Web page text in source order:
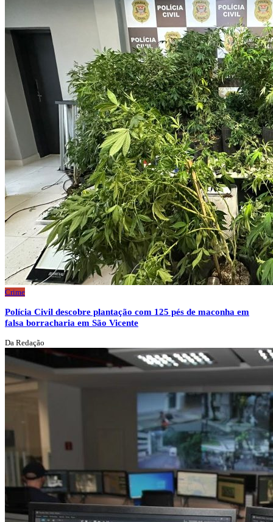
Crime
Polícia Civil descobre plantação com 125 pés de maconha em
falsa borracharia em São Vicente
Da Redação